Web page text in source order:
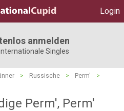
Login
anmelden
Singles
> Russische > Perm'
>
Perm', Perm'